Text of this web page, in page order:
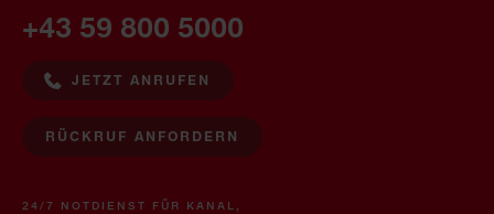
+43 59 800 5000
JETZT ANRUFEN
RÜCKRUF ANFORDERN
24/7 NOTDIENST FÜR KANAL,